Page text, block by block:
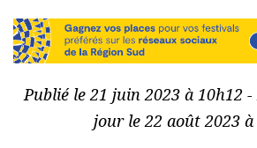
Publié le 21 juin 2023 à 10h12
jour le 22 août 2023 à